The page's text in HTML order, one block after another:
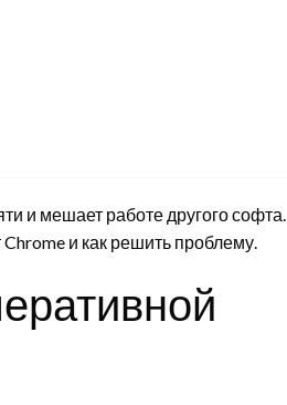
и мешает работе другого софта.
и как решить проблему.